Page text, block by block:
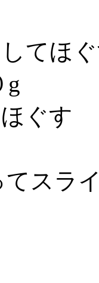
てほ
g
ぐす
てスラ